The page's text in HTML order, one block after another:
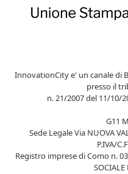
InnovationCity e' un canale di
presso il
n. 21/2007 del 11/10/
G11
Sede Legale Via NUOVA
P.IVA/
Registro imprese di Como n.